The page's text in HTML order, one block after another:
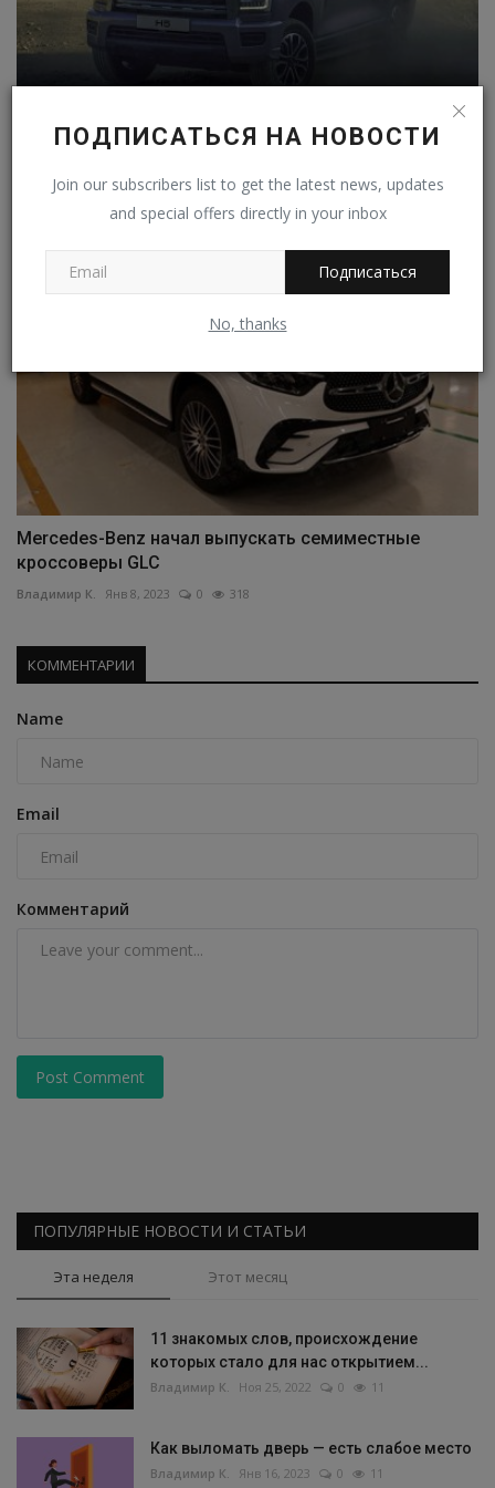
ПОДПИСАТЬСЯ НА НОВОСТИ
Join our subscribers list to get the latest news, updates
and special offers directly in your inbox
Подписаться
No, thanks
Компания Great Wall привезет большой рамный
Владимир К. 30
Mercedes-Benz начал выпускать семиместные
кроссоверы GLC
Владимир К. Янв 8, 2023 0 318
КОММЕНТАРИИ
Name
Email
Комментарий
Post Comment
ПОПУЛЯРНЫЕ НОВОСТИ И СТАТЬИ
Эта неделя Этот месяц
11 знакомых слов, происхождение
которых стало для нас открытием...
Владимир К. Ноя 25, 2022 0 11
Как выломать дверь — есть слабое место
Владимир К. Янв 16, 2023 0 11